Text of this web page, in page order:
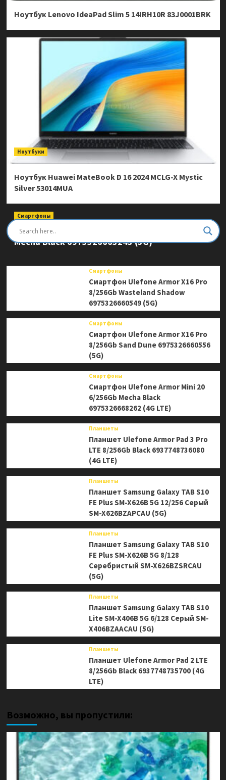
Ноутбук Lenovo IdeaPad Slim 5 14IRH10R 83J0001BRK
Ноутбуки
Ноутбук Huawei MateBook D 16 2024 MCLG-X Mystic
Silver 53014MUA
Смартфоны
Смартфон Ulefone Armor Mini 20 Pro 8/256Gb
Mecha Black 6975326663243 (5G)
Смартфоны
Смартфон Ulefone Armor X16 Pro
8/256Gb Wasteland Shadow
6975326660549 (5G)
Смартфоны
Смартфон Ulefone Armor X16 Pro
8/256Gb Sand Dune 6975326660556
(5G)
Смартфоны
Смартфон Ulefone Armor Mini 20
6/256Gb Mecha Black
6975326668262 (4G LTE)
Планшеты
Планшет Ulefone Armor Pad 3 Pro
LTE 8/256Gb Black 6937748736080
(4G LTE)
Планшеты
Планшет Samsung Galaxy TAB S10
FE Plus SM-X626B 5G 12/256 Серый
SM-X626BZAPCAU (5G)
Планшеты
Планшет Samsung Galaxy TAB S10
FE Plus SM-X626B 5G 8/128
Серебристый SM-X626BZSRCAU
(5G)
Планшеты
Планшет Samsung Galaxy TAB S10
Lite SM-X406B 5G 6/128 Серый SM-
X406BZAACAU (5G)
Планшеты
Планшет Ulefone Armor Pad 2 LTE
8/256Gb Black 6937748735700 (4G
LTE)
Возможно, вы пропустили: